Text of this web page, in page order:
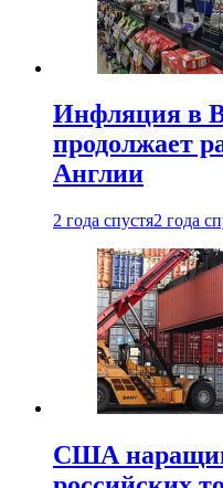
Инфляция в
продолжает
Англии
2 года спустя2 года
США